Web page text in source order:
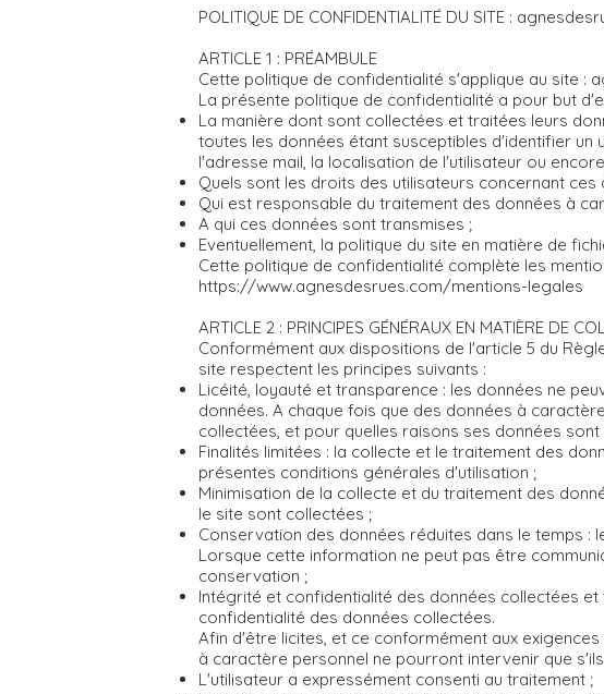
POLITIQUE DE CONFIDENTIALITÉ DU SITE :
ARTICLE 1 : PRÉAMBULE
Cette politique de confidentialité s'applique au site :
La présente politique de confidentialité a pour but
La manière dont sont collectées et traitées leurs
toutes les données étant susceptibles d'identifier un
l'adresse mail, la localisation de l'utilisateur ou
Quels sont les droits des utilisateurs concernant ces
Qui est responsable du traitement des données à
A qui ces données sont transmises ;
Eventuellement, la politique du site en matière de
Cette politique de confidentialité complète les
https://www.agnesdesrues.com/mentions-legales
ARTICLE 2 : PRINCIPES GÉNÉRAUX EN MATIÈRE DE
Conformément aux dispositions de l'article 5 du
site respectent les principes suivants :
Licéité, loyauté et transparence : les données ne
données. A chaque fois que des données à
collectées, et pour quelles raisons ses données
Finalités limitées : la collecte et le traitement des
présentes conditions générales d'utilisation ;
Minimisation de la collecte et du traitement des
le site sont collectées ;
Conservation des données réduites dans le temps :
Lorsque cette information ne peut pas être
conservation ;
Intégrité et confidentialité des données collectées
confidentialité des données collectées.
Afin d'être licites, et ce conformément aux
à caractère personnel ne pourront intervenir que
L'utilisateur a expressément consenti au traitement ;